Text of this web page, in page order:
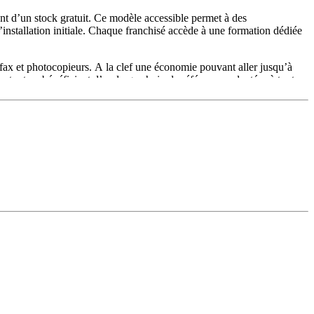
d’un stock gratuit. Ce modèle accessible permet à des
initiale. Chaque franchisé accède à une formation dédiée
et photocopieurs. A la clef une économie pouvant aller jusqu’à
en bénéficiant d’un large choix de références adaptées à toutes
droit d’entrée n’est demandé, ce qui réduit considérablement
ou à la marque), afin de satisfaire aussi bien les entreprises
phares.
des entrepreneurs tout en garantissant la qualité et la cohérence de